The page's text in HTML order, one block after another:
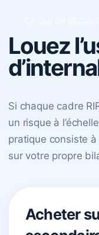
Louez
Si chaque cadre
un risque à
pratique consiste
sur votre propre
Acheter